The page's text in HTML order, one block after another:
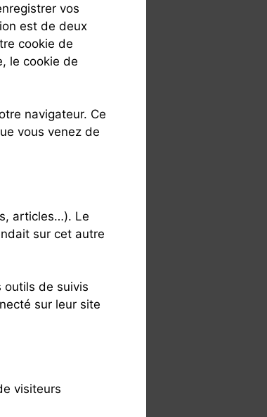
vos
est de deux
cookie de
le cookie de
navigateur. Ce
vous venez de
articles…). Le
sur cet autre
outils de suivis
sur leur site
visiteurs